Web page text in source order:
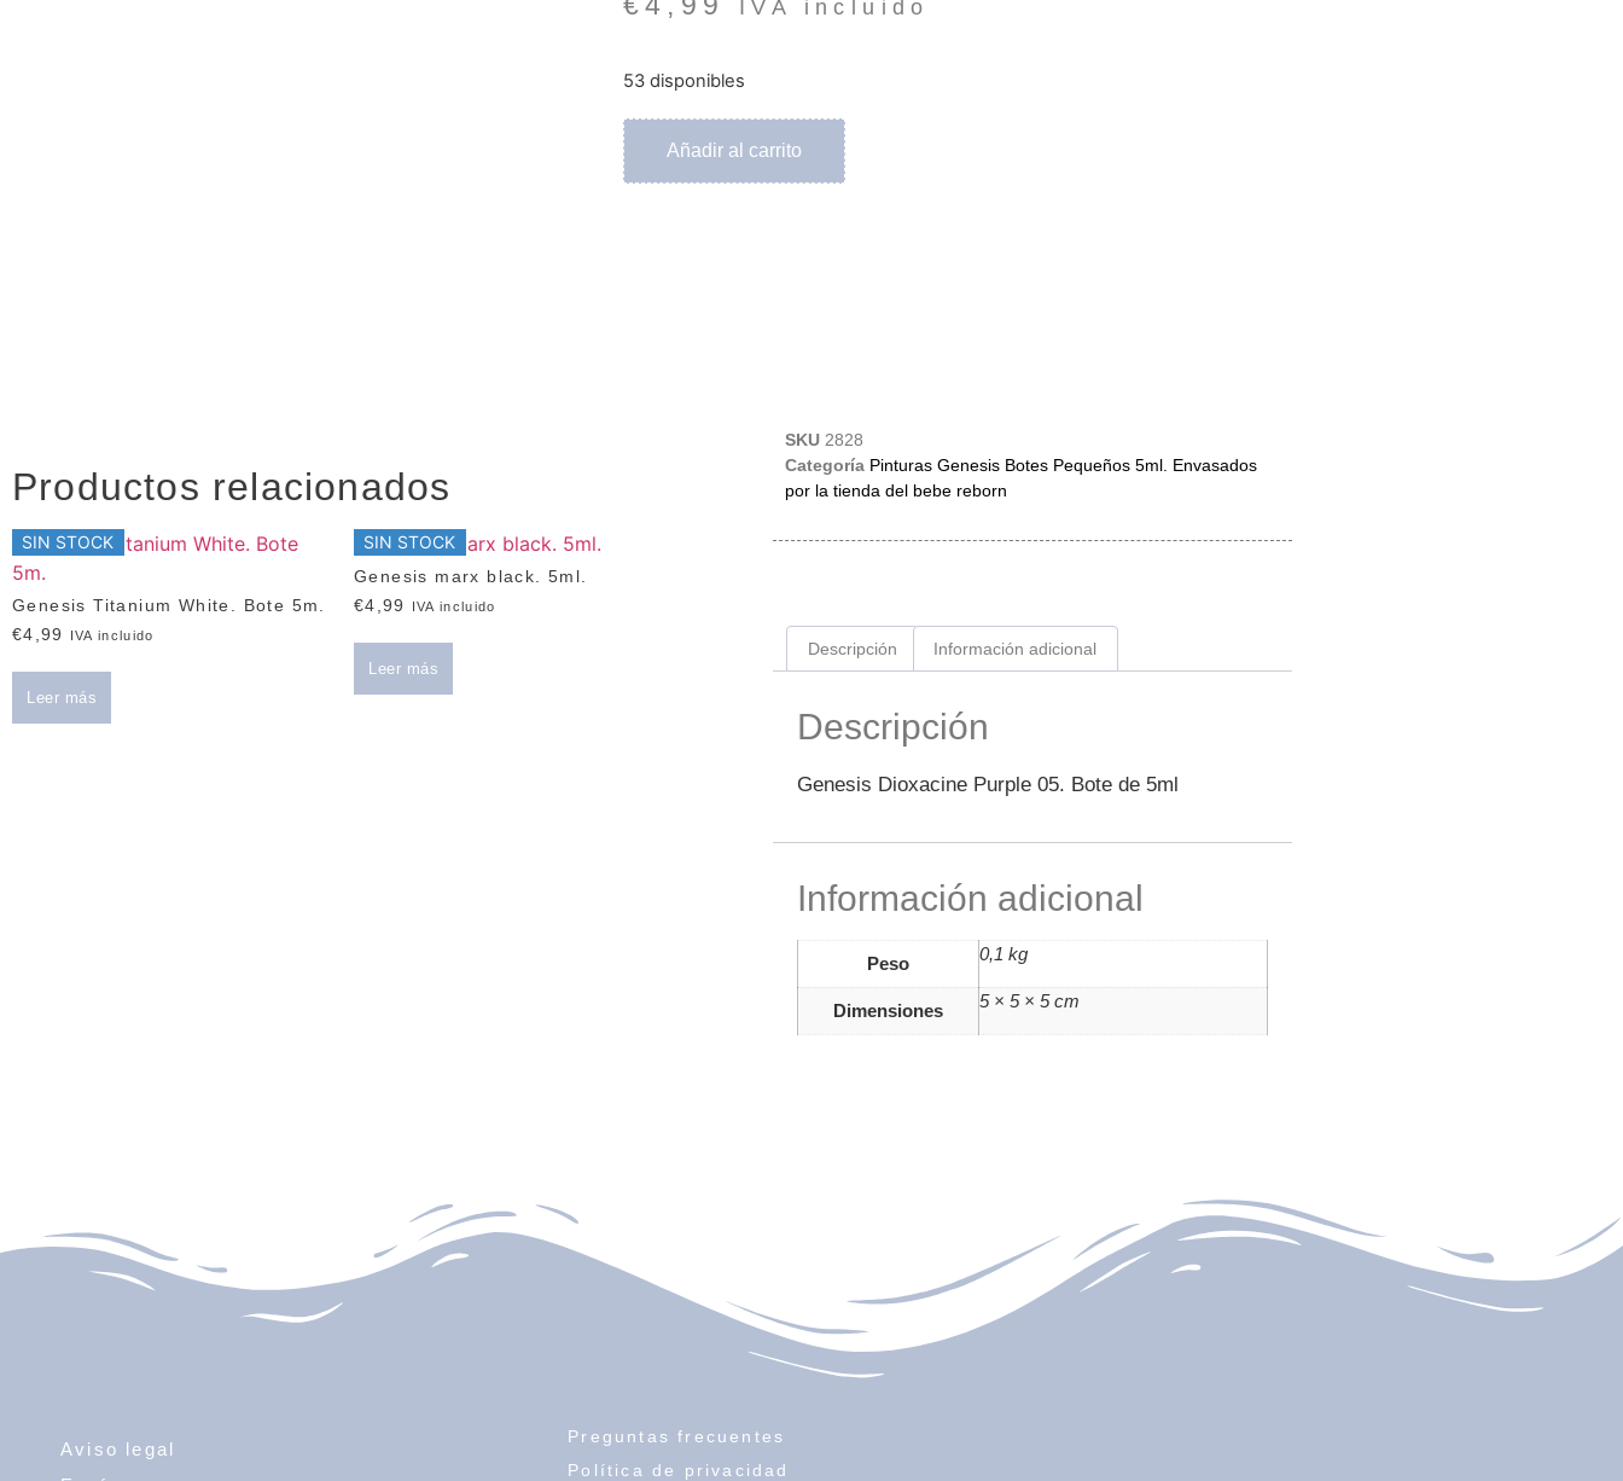
IVA incluido
53 disponibles
Añadir al carrito
Productos relacionados
SIN STOCK
Genesis Titanium White. Bote 5m.
€4,99 IVA incluido
Leer más
SIN STOCK
Genesis marx black. 5ml.
€4,99 IVA incluido
Leer más
SKU 2828
Categoría Pinturas Genesis Botes Pequeños 5ml. Envasados
por la tienda del bebe reborn
Descripción Información adicional
Descripción
Genesis Dioxacine Purple 05. Bote de 5ml
Información adicional
Peso 0,1 kg
Dimensiones 5 × 5 × 5 cm
Aviso legal
Preguntas frecuentes
Política de privacidad